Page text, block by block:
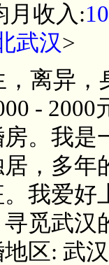
月收入:
武汉>
，离异
-
。我是
，多年
我爱好
觅武汉
区: 武